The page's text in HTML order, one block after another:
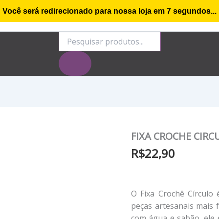
de compra Minha conta Rastrear Encomenda
produtos
FIXA CROCHE
R$22,90
O Fixa Crochê
peças artesanais mais
Você será redirecionado para nossa loja em 6 segundos...